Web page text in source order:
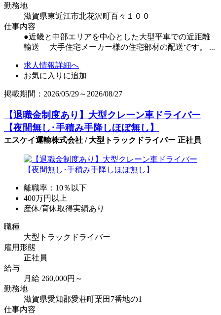
勤務地
滋賀県東近江市北花沢町百々１００
仕事内容
●近畿と中部エリアを中心とした大型平車での近距離
輸送 大手住宅メーカー様の住宅部材の配送です。 ...
求人情報詳細へ
お気に入りに追加
掲載期間：2026/05/29～2026/08/27
【退職金制度あり】大型クレーン車ドライバー
【夜間無し･手積み手降しほぼ無し】
エスケイ運輸株式会社 / 大型トラックドライバー 正社員
離職率：10％以下
400万円以上
産休/育休取得実績あり
職種
大型トラックドライバー
雇用形態
正社員
給与
月給 260,000円～
勤務地
滋賀県愛知郡愛荘町栗田7番地の1
仕事内容